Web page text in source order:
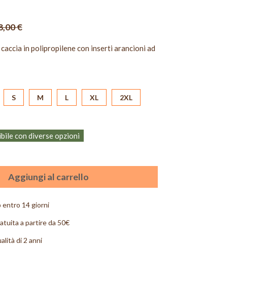
€
in polipropilene con inserti arancioni ad
S M L XL 2XL
con diverse opzioni
Aggiungi al carrello
entro 14 giorni
a partire da 50€
di 2 anni